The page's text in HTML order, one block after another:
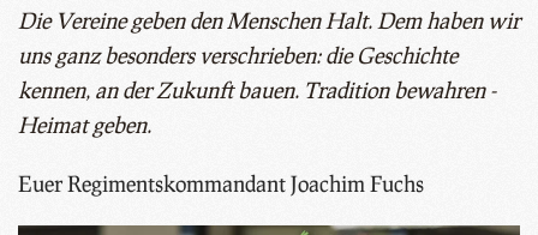
Die Vereine geben den Menschen Halt. Dem haben wir
uns ganz besonders verschrieben: die Geschichte
kennen, an der Zukunft bauen. Tradition bewahren -
Heimat geben.
Euer Regimentskommandant Joachim Fuchs